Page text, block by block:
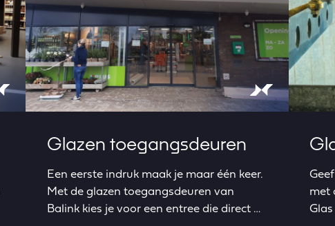
Glazen toegangsdeuren
Een eerste indruk maak je maar één keer.
Met de glazen toegangsdeuren van
Balink kies je voor een entree die direct …
met